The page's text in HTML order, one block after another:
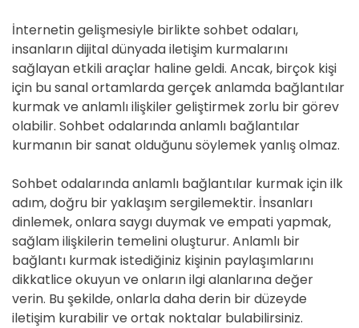
İnternetin gelişmesiyle birlikte sohbet odaları,
insanların dijital dünyada iletişim kurmalarını
sağlayan etkili araçlar haline geldi. Ancak, birçok kişi
için bu sanal ortamlarda gerçek anlamda bağlantılar
kurmak ve anlamlı ilişkiler geliştirmek zorlu bir görev
olabilir. Sohbet odalarında anlamlı bağlantılar
kurmanın bir sanat olduğunu söylemek yanlış olmaz.
Sohbet odalarında anlamlı bağlantılar kurmak için ilk
adım, doğru bir yaklaşım sergilemektir. İnsanları
dinlemek, onlara saygı duymak ve empati yapmak,
sağlam ilişkilerin temelini oluşturur. Anlamlı bir
bağlantı kurmak istediğiniz kişinin paylaşımlarını
dikkatlice okuyun ve onların ilgi alanlarına değer
verin. Bu şekilde, onlarla daha derin bir düzeyde
iletişim kurabilir ve ortak noktalar bulabilirsiniz.